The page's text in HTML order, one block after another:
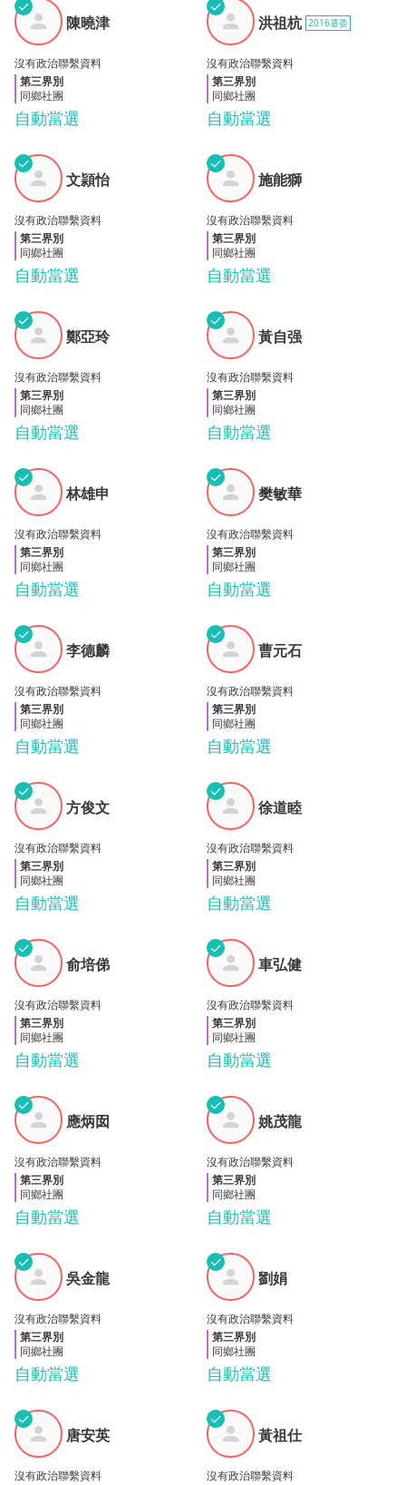
陳曉
津
✓
自動當選
陳曉津
沒有政治聯繫資料
第三界別
同鄉社團
洪祖
杭
✓
自動當選
洪祖杭 2016選委
沒有政治聯繫資料
第三界別
同鄉社團
文頴
怡
✓
自動當選
文頴怡
沒有政治聯繫資料
第三界別
同鄉社團
施能
獅
✓
自動當選
施能獅
沒有政治聯繫資料
第三界別
同鄉社團
鄭亞
玲
✓
自動當選
鄭亞玲
沒有政治聯繫資料
第三界別
同鄉社團
黃自
强
✓
自動當選
黃自强
沒有政治聯繫資料
第三界別
同鄉社團
林雄
申
✓
自動當選
林雄申
沒有政治聯繫資料
第三界別
同鄉社團
樊敏
華
✓
自動當選
樊敏華
沒有政治聯繫資料
第三界別
同鄉社團
李德
麟
✓
自動當選
李德麟
沒有政治聯繫資料
第三界別
同鄉社團
曹元
石
✓
自動當選
曹元石
沒有政治聯繫資料
第三界別
同鄉社團
方俊
文
✓
自動當選
方俊文
沒有政治聯繫資料
第三界別
同鄉社團
徐道
睦
✓
自動當選
徐道睦
沒有政治聯繫資料
第三界別
同鄉社團
俞培
俤
✓
自動當選
俞培俤
沒有政治聯繫資料
第三界別
同鄉社團
車弘
健
✓
自動當選
車弘健
沒有政治聯繫資料
第三界別
同鄉社團
應炳
囡
✓
自動當選
應炳囡
沒有政治聯繫資料
第三界別
同鄉社團
姚茂
龍
✓
自動當選
姚茂龍
沒有政治聯繫資料
第三界別
同鄉社團
吳金
龍
✓
自動當選
吳金龍
沒有政治聯繫資料
第三界別
同鄉社團
劉娟
✓
自動當選
劉娟
沒有政治聯繫資料
第三界別
同鄉社團
唐安
英
✓
唐安英
沒有政治聯繫資料
黃祖
仕
✓
黃祖仕
沒有政治聯繫資料